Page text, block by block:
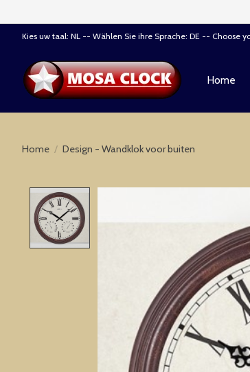
Kies uw taal: NL -- Wählen Sie ihre Sprache: DE -- Choose
Home
Home / Design - Wandklok voor buiten